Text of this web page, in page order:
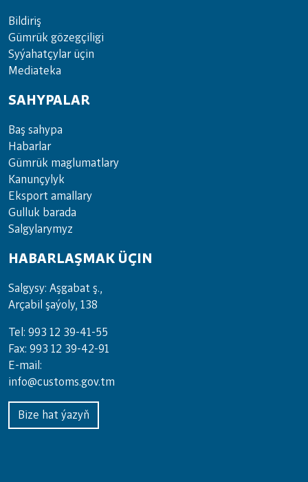
Bil­di­riş
Güm­rük gö­zeg­çi­li­gi
Sy­ýa­hat­çy­lar ü­çin
Media­teka
SAHYPALAR
Baş sahypa
Habarlar
Gümrük maglumatlary
Kanunçylyk
Eksport amallary
Gulluk barada
Salgylarymyz
HABARLAŞMAK ÜÇIN
Salgysy: Aşgabat ş.,
Arçabil şaýoly, 138
Tel: 993 12 39-41-55
Fax: 993 12 39-42-91
E-mail:
info@customs.gov.tm
Bize hat ýazyň